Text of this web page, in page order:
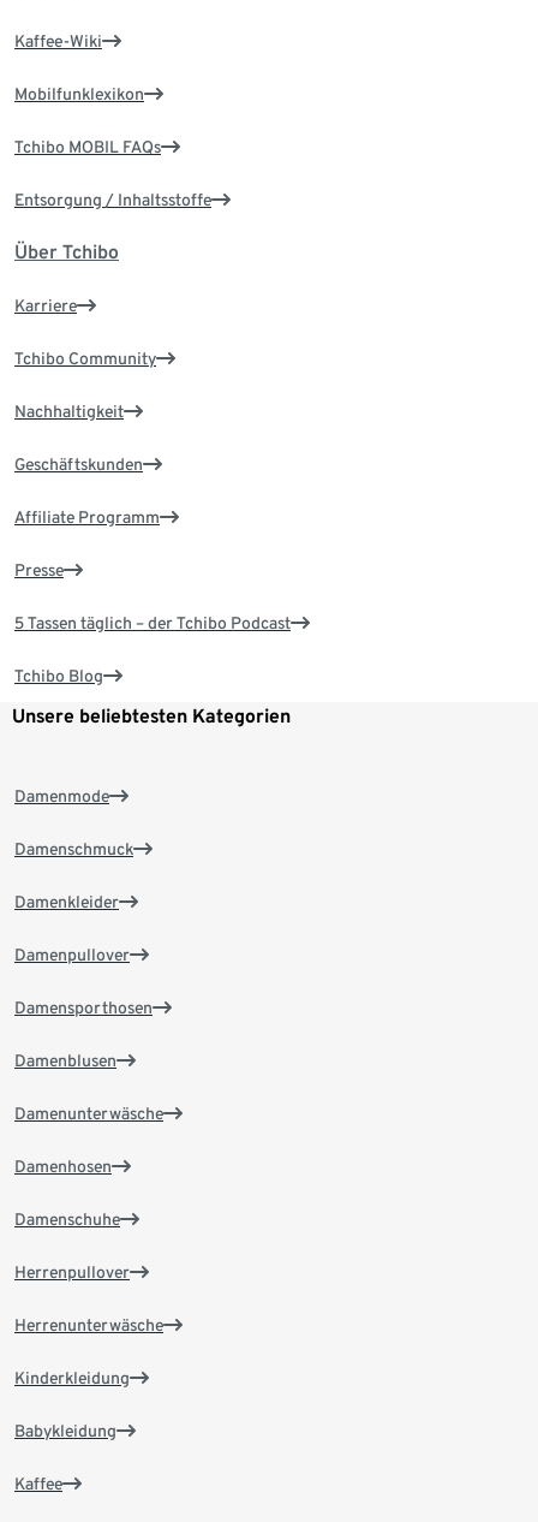
Kaffee-Wiki
Mobilfunklexikon
Tchibo MOBIL FAQs
Entsorgung / Inhaltsstoffe
Über Tchibo
Karriere
Tchibo Community
Nachhaltigkeit
Geschäftskunden
Affiliate Programm
Presse
5 Tassen täglich – der Tchibo Podcast
Tchibo Blog
Unsere beliebtesten Kategorien
Damenmode
Damenschmuck
Damenkleider
Damenpullover
Damensporthosen
Damenblusen
Damenunterwäsche
Damenhosen
Damenschuhe
Herrenpullover
Herrenunterwäsche
Kinderkleidung
Babykleidung
Kaffee